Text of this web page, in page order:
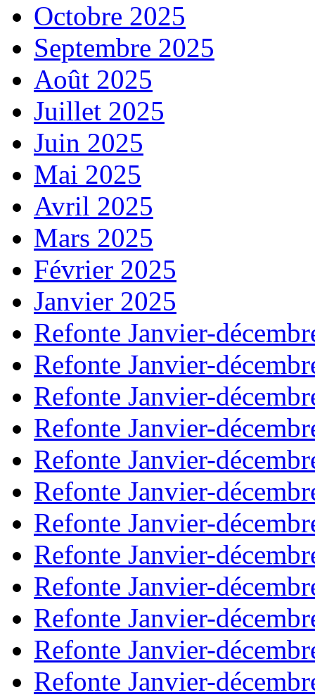
Octobre 2025
Septembre 2025
Août 2025
Juillet 2025
Juin 2025
Mai 2025
Avril 2025
Mars 2025
Février 2025
Janvier 2025
Refonte Janvier-
Refonte Janvier-
Refonte Janvier-
Refonte Janvier-
Refonte Janvier-
Refonte Janvier-
Refonte Janvier-
Refonte Janvier-
Refonte Janvier-
Refonte Janvier-
Refonte Janvier-
Refonte Janvier-